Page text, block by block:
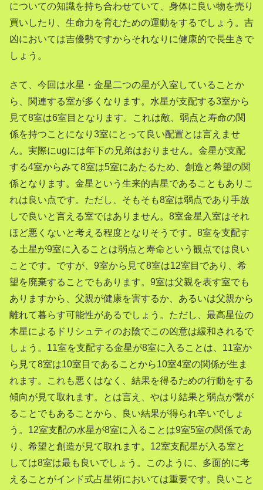
についての知識を持ち合わせていて、身体に良い物を売り
買いしたり、生命力を育むための運動をするでしょう。吉
凶においては吉優勢ですからそれなりに健康的で長生きで
しょう。
さて、今回は水星・金星二つの星が入室していることか
ら、関連する室が多くなります。水星が支配する3室から
見て8室は6室目となります。これは敵、弱点と寿命の関
係を持つことになり3室にとって良い配置とは言えませ
ん。実際にugには年下の兄弟はおりません。金星が支配
する4室からみて8室は5室にあたるため、創造と希望の関
係となります。金星という生来的吉星であることもありこ
れは良い点です。ただし、そもそも8室は弱点であり手放
しで良いと言える室ではありません。8室金星入室はそれ
ほど悪くないと考える程度となりそうです。8室を支配す
る土星が9室に入ることは弱点と寿命という観点では良い
ことです。ですが、9室から見て8室は12室目であり、希
望を廃棄することでもあります。9室は父親を表す室でも
ありますから、父親が健康を害するか、あるいは父親から
離れて暮らす可能性があるでしょう。ただし、最高星位の
木星によるドリシュティのお陰でこの凶意は緩和されるで
しょう。11室を支配する金星が8室に入ることは、11室か
ら見て8室は10室目であることから10室4室の関係が生ま
れます。これも悪くはなく、結果を得るための行動をする
傾向が見て取れます。とは言え、やはり結果と弱点が繋が
ることでもあることから、良い結果が得られ辛いでしょ
う。12室支配の水星が8室に入ることは9室5室の関係であ
り、希望と創造が見て取れます。12室支配星が入る室と
しては8室は最も良いでしょう。このように、多面的に考
えることがインド式占星術においては重要です。良いこと